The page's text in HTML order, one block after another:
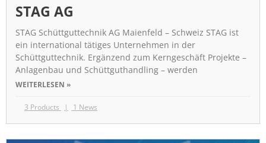
STAG AG
STAG Schüttguttechnik AG Maienfeld – Schweiz STAG ist
ein international tätiges Unternehmen in der
Schüttguttechnik. Ergänzend zum Kerngeschäft Projekte –
Anlagenbau und Schüttguthandling – werden
WEITERLESEN »
3 Products 1 News